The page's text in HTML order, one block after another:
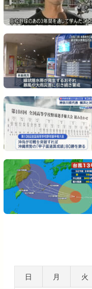
日 月 火